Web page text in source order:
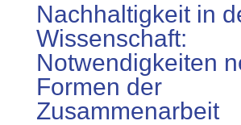
Nachhaltigkeit in
Wissenschaft:
Notwendigkeiten
Formen der
Zusammenarbeit